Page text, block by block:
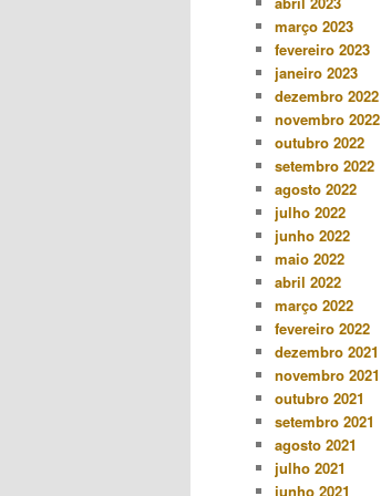
março 2023
fevereiro 2023
janeiro 2023
dezembro 2022
novembro 2022
outubro 2022
setembro 2022
agosto 2022
julho 2022
junho 2022
maio 2022
abril 2022
março 2022
fevereiro 2022
dezembro 2021
novembro 2021
outubro 2021
setembro 2021
agosto 2021
julho 2021
junho 2021